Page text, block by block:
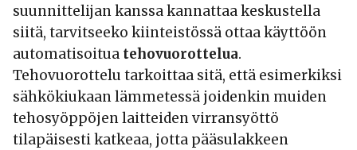
suunnittelijan kanssa kannattaa keskustella
siitä, tarvitseeko kiinteistössä ottaa käyttöön
automatisoitua tehovuorottelua.
Tehovuorottelu tarkoittaa sitä, että esimerkiksi
sähkökiukaan lämmetessä joidenkin muiden
tehosyöppöjen laitteiden virransyöttö
tilapäisesti katkeaa, jotta pääsulakkeen